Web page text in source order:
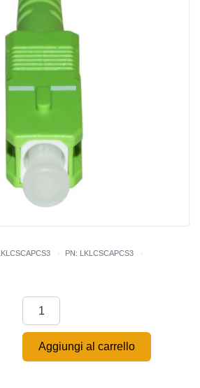
PN: LKLCSCAPCS3
Aggiungi al carrello